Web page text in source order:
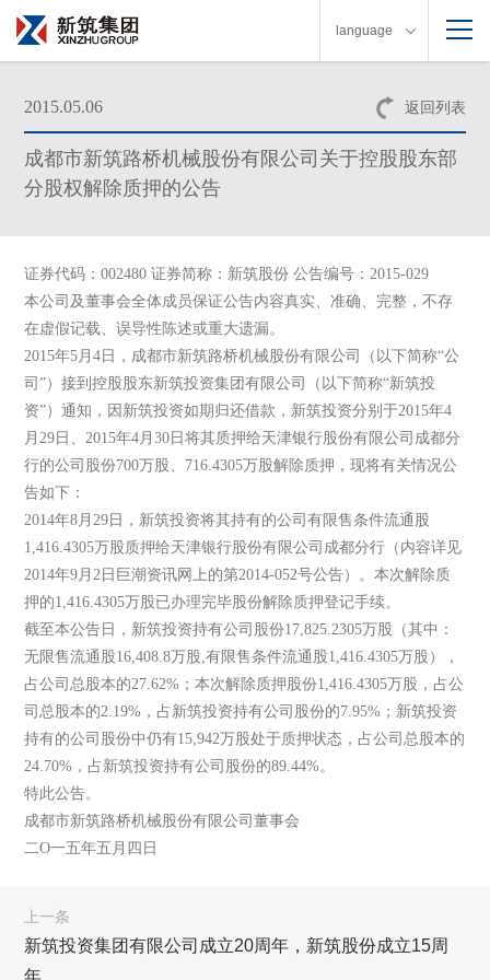
language
返回列表
2015.05.06
成都市新筑路桥机械股份有限公司关于控股股东部
分股权解除质押的公告
证券代码：002480 证券简称：新筑股份 公告编号：2015-029
本公司及董事会全体成员保证公告内容真实、准确、完整，不存
在虚假记载、误导性陈述或重大遗漏。
2015年5月4日，成都市新筑路桥机械股份有限公司（以下简称“公
司”）接到控股股东新筑投资集团有限公司（以下简称“新筑投
资”）通知，因新筑投资如期归还借款，新筑投资分别于2015年4
月29日、2015年4月30日将其质押给天津银行股份有限公司成都分
行的公司股份700万股、716.4305万股解除质押，现将有关情况公
告如下：
2014年8月29日，新筑投资将其持有的公司有限售条件流通股
1,416.4305万股质押给天津银行股份有限公司成都分行（内容详见
2014年9月2日巨潮资讯网上的第2014-052号公告）。本次解除质
押的1,416.4305万股已办理完毕股份解除质押登记手续。
截至本公告日，新筑投资持有公司股份17,825.2305万股（其中：
无限售流通股16,408.8万股,有限售条件流通股1,416.4305万股），
占公司总股本的27.62%；本次解除质押股份1,416.4305万股，占公
司总股本的2.19%，占新筑投资持有公司股份的7.95%；新筑投资
持有的公司股份中仍有15,942万股处于质押状态，占公司总股本的
24.70%，占新筑投资持有公司股份的89.44%。
特此公告。
成都市新筑路桥机械股份有限公司董事会
二O一五年五月四日
上一条
新筑投资集团有限公司成立20周年，新筑股份成立15周
年